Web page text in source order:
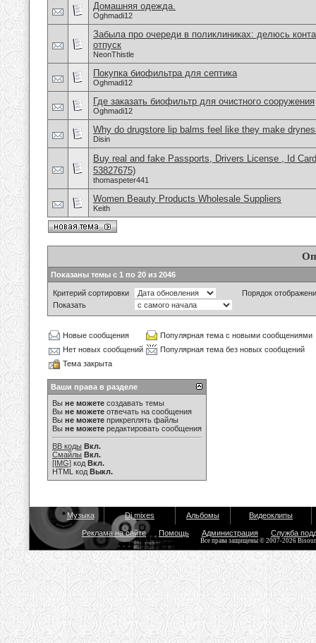
Домашняя одежда.
Oghmadi12
Забыла про очереди в поликлиниках: делюсь
отпуск
NeonThistle
Покупка биофильтра для септика
Oghmadi12
Где заказать биофильтр для очистного сооружения
Oghmadi12
Why do drugstore lip balms feel like they make
Disin
Buy real and fake Passports, Drivers License , Id
53827675)
thomaspeter441
Women Beauty Products Wholesale Suppliers
Keith
Показаны темы с 1 по 20 из 2046
Критерий сортировки
Порядок
Показать
Новые сообщения
Популярная тема с новыми сообщениями
Нет новых сообщений
Популярная тема без новых сообщений
Тема закрыта
Ваши права в разделе
Вы не можете создавать темы
Вы не можете отвечать на сообщения
Вы не можете прикреплять файлы
Вы не можете редактировать сообщения
BB коды Вкл.
Смайлы Вкл.
[IMG] код Вкл.
HTML код Выкл.
Музыка Dj mixes Альбомы Видеоклипы
Реклама на сайте Помощь Администрация Служба
Все права защищены © 2007-2026